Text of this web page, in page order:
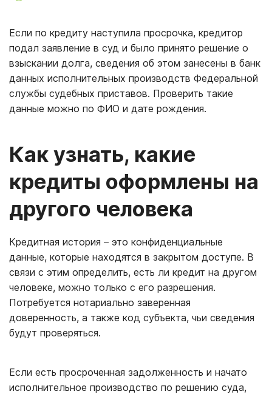
Если по кредиту наступила просрочка, кредитор
подал заявление в суд и было принято решение о
взыскании долга, сведения об этом занесены в банк
данных исполнительных производств Федеральной
службы судебных приставов. Проверить такие
данные можно по ФИО и дате рождения.
Как узнать, какие
кредиты оформлены на
другого человека
Кредитная история – это конфиденциальные
данные, которые находятся в закрытом доступе. В
связи с этим определить, есть ли кредит на другом
человеке, можно только с его разрешения.
Потребуется нотариально заверенная
доверенность, а также код субъекта, чьи сведения
будут проверяться.
Если есть просроченная задолженность и начато
исполнительное производство по решению суда,